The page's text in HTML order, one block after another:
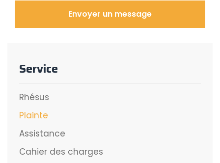
Service
Rhésus
Plainte
Assistance
Cahier des charges